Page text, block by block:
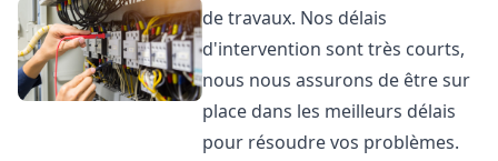
de travaux. Nos délais
d'intervention sont très courts,
nous nous assurons de être sur
place dans les meilleurs délais
pour résoudre vos problèmes.